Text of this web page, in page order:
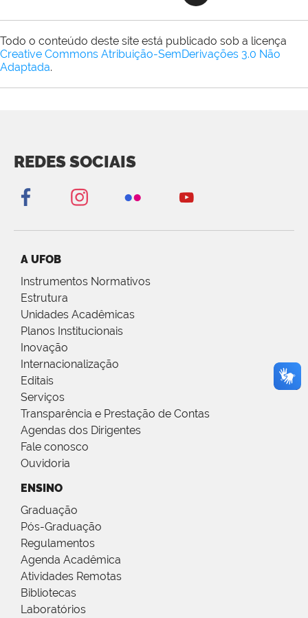
Todo o conteúdo deste site está publicado sob a licença
Creative Commons Atribuição-SemDerivações 3.0 Não
Adaptada.
REDES SOCIAIS
A UFOB
Instrumentos Normativos
Estrutura
Unidades Acadêmicas
Planos Institucionais
Inovação
Internacionalização
Editais
Serviços
Transparência e Prestação de Contas
Agendas dos Dirigentes
Fale conosco
Ouvidoria
ENSINO
Graduação
Pós-Graduação
Regulamentos
Agenda Acadêmica
Atividades Remotas
Bibliotecas
Laboratórios